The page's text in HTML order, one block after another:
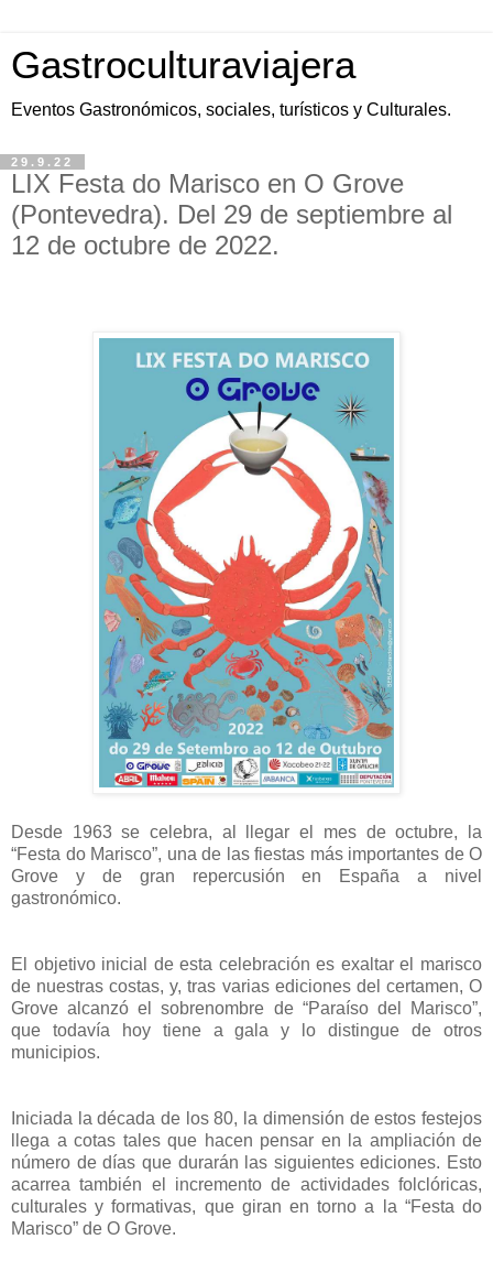
Gastroculturaviajera
Eventos Gastronómicos, sociales, turísticos y Culturales.
29.9.22
LIX Festa do Marisco en O Grove
(Pontevedra). Del 29 de septiembre al
12 de octubre de 2022.
Desde 1963 se celebra, al llegar el mes de octubre, la
“Festa do Marisco”, una de las fiestas más importantes de O
Grove y de gran repercusión en España a nivel
gastronómico.
El objetivo inicial de esta celebración es exaltar el marisco
de nuestras costas, y, tras varias ediciones del certamen, O
Grove alcanzó el sobrenombre de “Paraíso del Marisco”,
que todavía hoy tiene a gala y lo distingue de otros
municipios.
Iniciada la década de los 80, la dimensión de estos festejos
llega a cotas tales que hacen pensar en la ampliación de
número de días que durarán las siguientes ediciones. Esto
acarrea también el incremento de actividades folclóricas,
culturales y formativas, que giran en torno a la “Festa do
Marisco” de O Grove.